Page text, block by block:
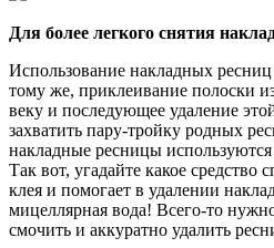
Для более легкого снятия
Использование накладных
тому же, приклеивание полоски
веку и последующее удаление
захватить пару-тройку родных
накладные ресницы используются
Так вот, угадайте какое средство
клея и помогает в удалении
мицеллярная вода! Всего-то
смочить и аккуратно удалить